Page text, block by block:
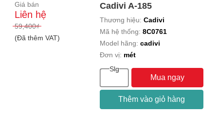
Giá bán
Liên hệ
59,400₫
(Đã thêm VAT)
Cadivi A-185
Thương hiệu:Cadivi
Mã hệ thống:8C0761
Model hãng:cadivi
Đơn vị: mét
Slg
Mua ngay
Thêm vào giỏ hàng